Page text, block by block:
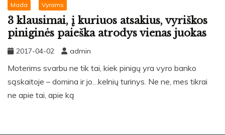
Mada Vyrams
3 klausimai, į kuriuos atsakius, vyriškos
piniginės paieška atrodys vienas juokas
2017-04-02 admin
Moterims svarbu ne tik tai, kiek pinigų yra vyro banko
sąskaitoje – domina ir jo…kelnių turinys. Ne ne, mes tikrai
ne apie tai, apie ką